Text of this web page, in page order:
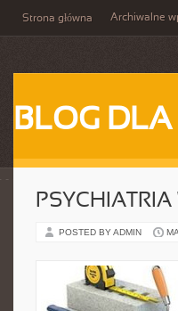
Strona główna Archiwalne
BLOG
POSTED BY ADMIN